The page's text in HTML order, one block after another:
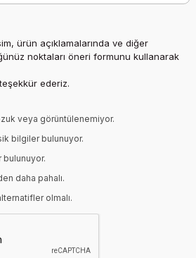
ürün açıklamalarında ve diğer
noktaları öneri formunu kullanarak
ederiz.
veya görüntülenemiyor.
bilgiler bulunuyor.
bulunuyor.
daha pahalı.
olmalı.